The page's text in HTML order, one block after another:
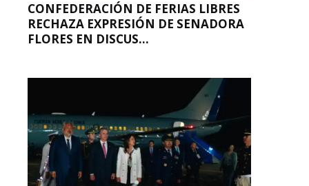
CONFEDERACIÓN DE FERIAS LIBRES
RECHAZA EXPRESIÓN DE SENADORA
FLORES EN DISCUS...